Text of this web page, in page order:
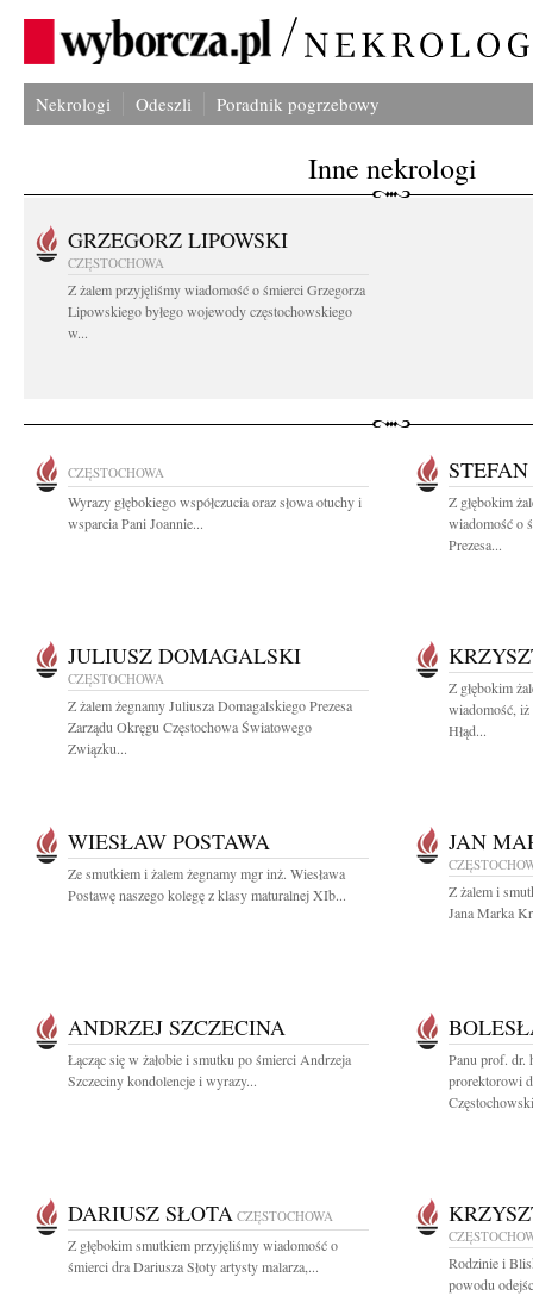
Nekrologi Odeszli Poradnik pogrzebowy
Inne nekrologi
GRZEGORZ LIPOWSKI
CZĘSTOCHOWA
Z żalem przyjęliśmy wiadomość o śmierci Grzegorza
Lipowskiego byłego wojewody częstochowskiego
w...
CZĘSTOCHOWA
Wyrazy głębokiego współczucia oraz słowa otuchy i
wsparcia Pani Joannie...
Z głębokim
wiadomość o
Prezesa...
JULIUSZ DOMAGALSKI
CZĘSTOCHOWA
Z żalem żegnamy Juliusza Domagalskiego Prezesa
Zarządu Okręgu Częstochowa Światowego
Związku...
Z głębokim
wiadomość, iż
Hłąd...
WIESŁAW POSTAWA
Ze smutkiem i żalem żegnamy mgr inż. Wiesława
Postawę naszego kolegę z klasy maturalnej XIb...
JAN
Z żalem i
Jana Marka
ANDRZEJ SZCZECINA
Łącząc się w żałobie i smutku po śmierci Andrzeja
Szczeciny kondolencje i wyrazy...
Panu prof. dr.
prorektorowi
DARIUSZ SŁOTA CZĘSTOCHOWA
Z głębokim smutkiem przyjęliśmy wiadomość o
śmierci dra Dariusza Słoty artysty malarza,...
Rodzinie i
powodu